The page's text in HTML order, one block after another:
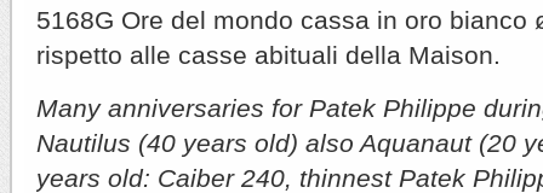
5168G Ore del mondo cassa in oro bianco
rispetto alle casse abituali della Maison.
Many anniversaries for Patek Philippe
Nautilus (40 years old) also Aquanaut (20
years old: Caiber 240, thinnest Patek